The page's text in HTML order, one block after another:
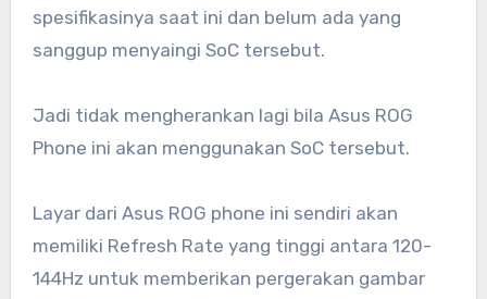
spesifikasinya saat ini dan belum ada yang
sanggup menyaingi SoC tersebut.
Jadi tidak mengherankan lagi bila Asus ROG
Phone ini akan menggunakan SoC tersebut.
Layar dari Asus ROG phone ini sendiri akan
memiliki Refresh Rate yang tinggi antara 120-
144Hz untuk memberikan pergerakan gambar